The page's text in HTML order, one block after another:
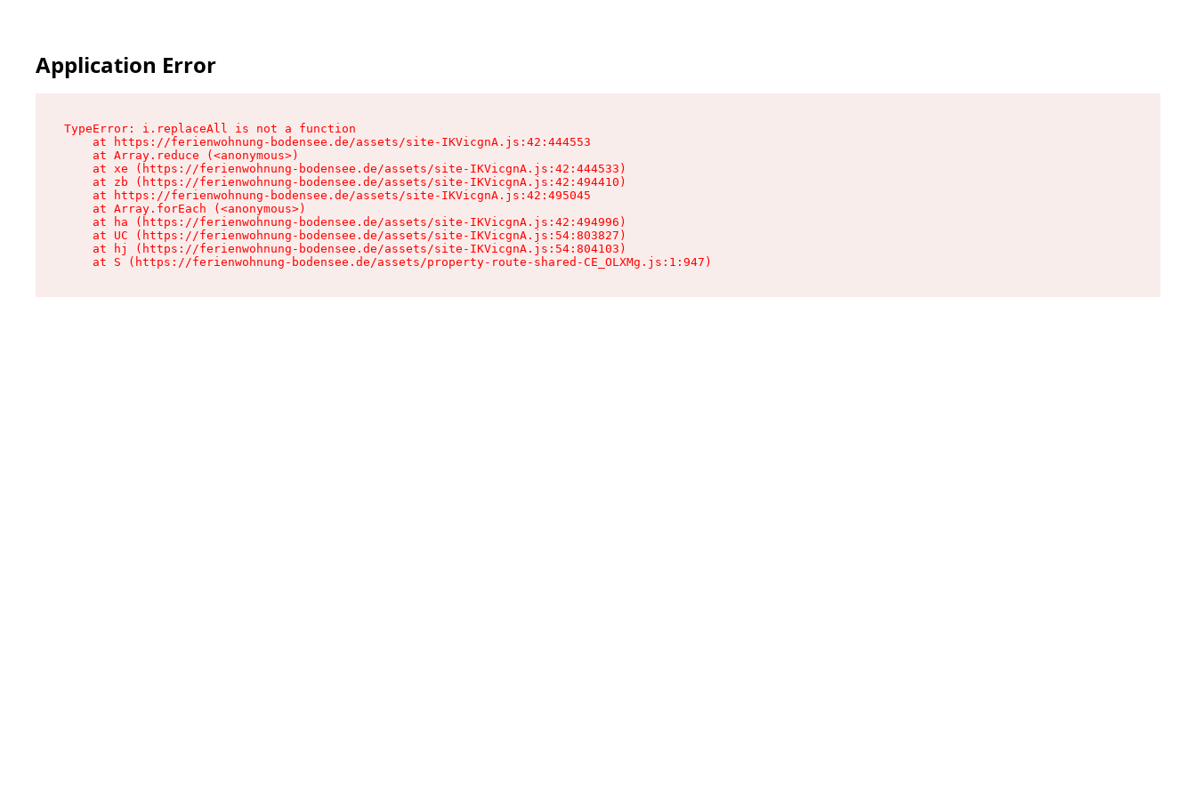
Application Error
TypeError: i.replaceAll is not a function
    at https://ferienwohnung-bodensee.de/assets/site-IKVicgnA.js:42:444553
    at Array.reduce (<anonymous>)
    at xe (https://ferienwohnung-bodensee.de/assets/site-IKVicgnA.js:42:444533)
    at zb (https://ferienwohnung-bodensee.de/assets/site-IKVicgnA.js:42:494410)
    at https://ferienwohnung-bodensee.de/assets/site-IKVicgnA.js:42:495045
    at Array.forEach (<anonymous>)
    at ha (https://ferienwohnung-bodensee.de/assets/site-IKVicgnA.js:42:494996)
    at UC (https://ferienwohnung-bodensee.de/assets/site-IKVicgnA.js:54:803827)
    at hj (https://ferienwohnung-bodensee.de/assets/site-IKVicgnA.js:54:804103)
    at S (https://ferienwohnung-bodensee.de/assets/property-route-shared-CE_OLXMg.js:1:947)